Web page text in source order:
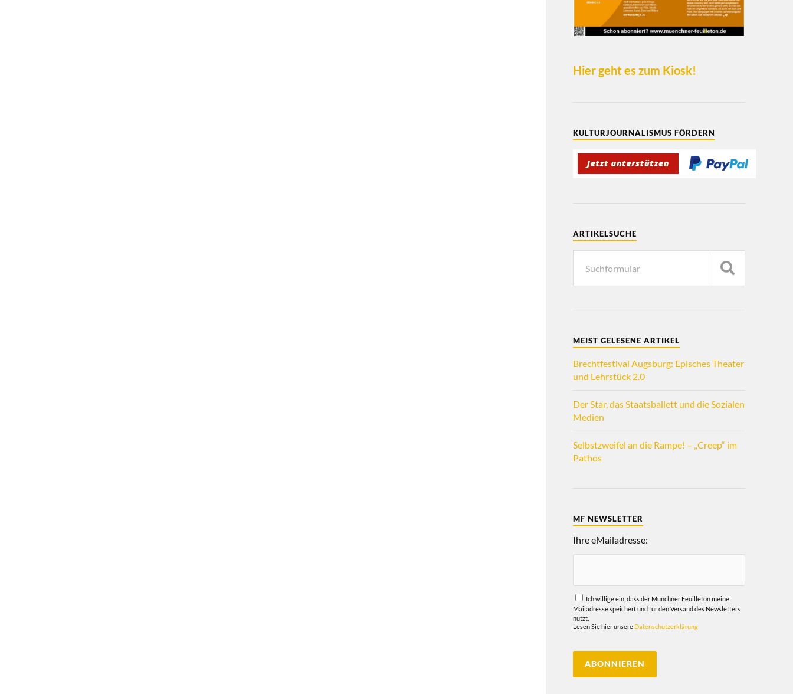
Hier geht es zum Kiosk!
KULTURJOURNALISMUS FÖRDERN
ARTIKELSUCHE
MEIST GELESENE ARTIKEL
Brechtfestival Augsburg: Episches Theater
und Lehrstück 2.0
Der Star, das Staatsballett und die Sozialen
Medien
Selbstzweifel an die Rampe! – „Creep“ im
Pathos
MF NEWSLETTER
Ihre eMailadresse:
Ich willige ein, dass der Münchner Feuilleton meine
Mailadresse speichert und für den Versand des Newsletters
nutzt.
Lesen Sie hier unsere Datenschutzerklärung